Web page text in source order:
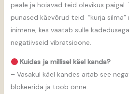
peale ja hoiavad teid olevikus
punased käevõrud teid “kurja
inimene, kes vaatab sulle
negatiivseid vibratsioone.
Kuidas ja millisel käel kanda?
– Vasakul käel kandes aitab see
blokeerida ja toob õnne.